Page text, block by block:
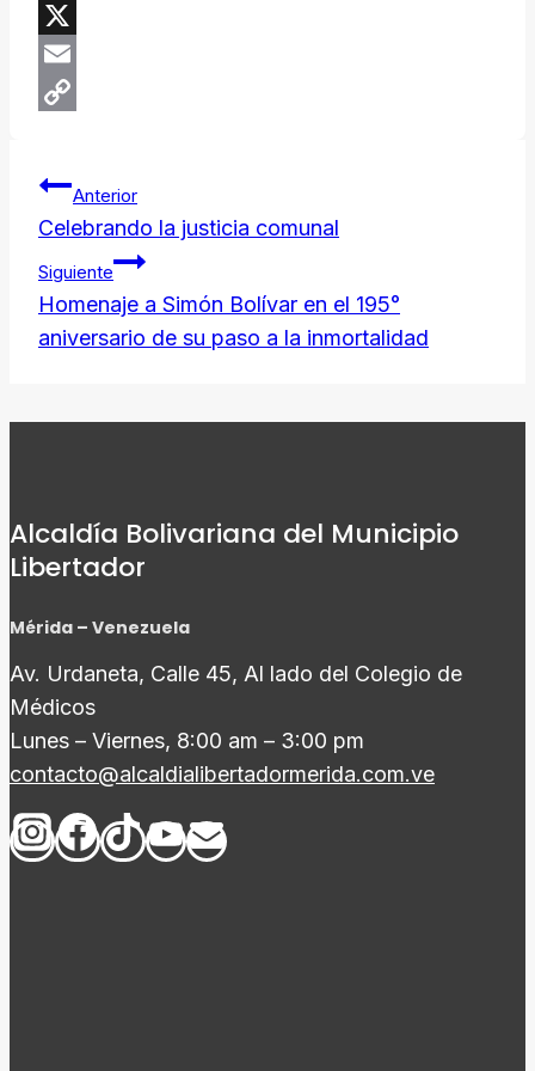
Threads
X
Email
Navegación
de
entradas
Anterior
Celebrando la justicia comunal
Siguiente
Homenaje a Simón Bolívar en el 195°
aniversario de su paso a la inmortalidad
Alcaldía Bolivariana del Municipio
Libertador
Mérida – Venezuela
Av. Urdaneta, Calle 45, Al lado del Colegio de
Médicos
Lunes – Viernes, 8:00 am – 3:00 pm
contacto@alcaldialibertadormerida.com.ve